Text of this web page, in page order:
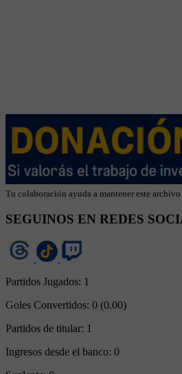
Tu colaboración ayuda a mantener este
SEGUINOS EN REDES
Partidos Jugados: 1
Goles Convertidos: 0 (0.00)
Partidos de titular: 1
Ingresos desde el banco: 0